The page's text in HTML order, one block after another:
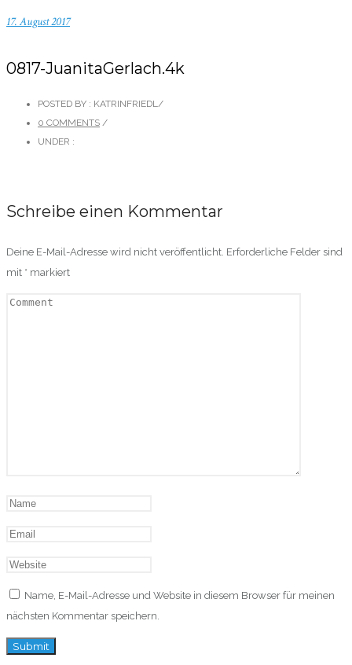
17. August 2017
0817-JuanitaGerlach.4k
POSTED BY : KATRINFRIEDL/
0 COMMENTS /
UNDER :
Schreibe einen Kommentar
Deine E-Mail-Adresse wird nicht veröffentlicht. Erforderliche Felder sind
mit * markiert
Name, E-Mail-Adresse und Website in diesem Browser für meinen
nächsten Kommentar speichern.